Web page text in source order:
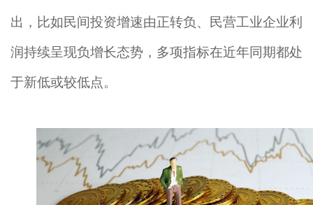
出，比如民间投资增速由正转负、民营工业企业利
润持续呈现负增长态势，多项指标在近年同期都处
于新低或较低点。